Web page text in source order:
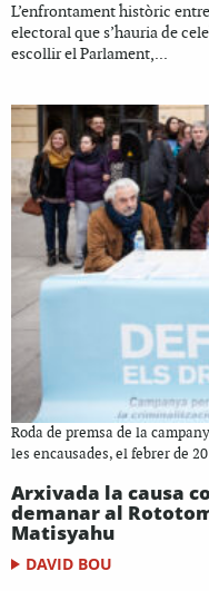
L’enfrontament històric
electoral que s’hauria de
escollir el Parlament,...
Roda de premsa de la
les encausades, el febrer de
Arxivada la causa
demanar al
Matisyahu
DAVID BOU